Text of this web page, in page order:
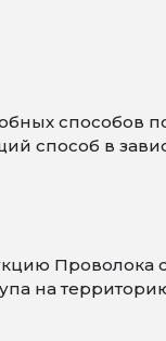
способов
способ в
Проволока
на